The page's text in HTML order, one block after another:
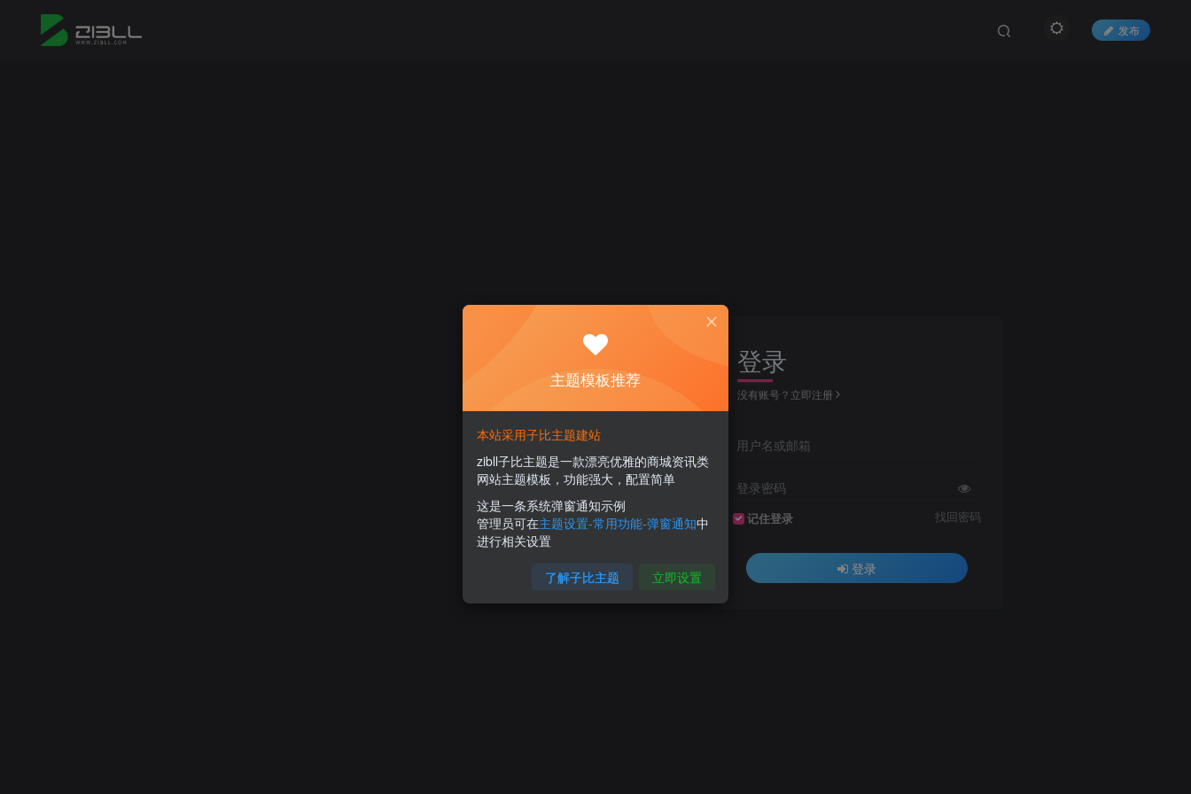
发布
登录
没有账号？立即注册
用户名或邮箱
登录密码
记住登录 找回密码
登录
主题模板推荐
本站采用子比主题建站
zibll子比主题是一款漂亮优雅的商城资讯类
网站主题模板，功能强大，配置简单
这是一条系统弹窗通知示例
管理员可在主题设置-常用功能-弹窗通知中
进行相关设置
了解子比主题 立即设置